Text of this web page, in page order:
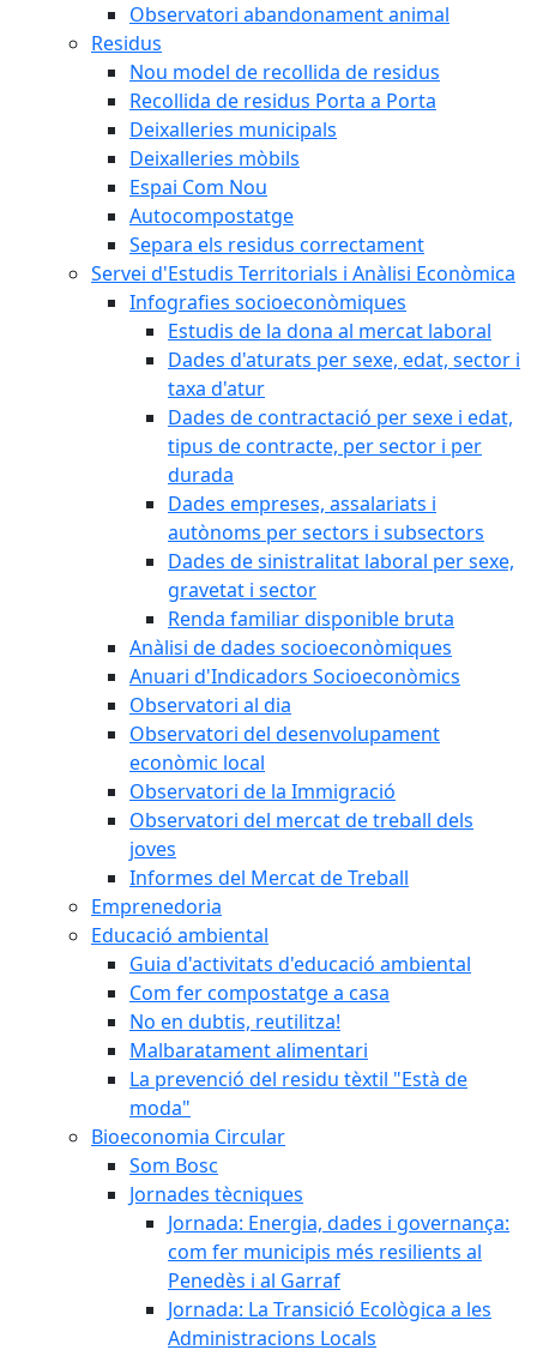
Observatori abandonament animal
Residus
Nou model de recollida de residus
Recollida de residus Porta a Porta
Deixalleries municipals
Deixalleries mòbils
Espai Com Nou
Autocompostatge
Separa els residus correctament
Servei d'Estudis Territorials i Anàlisi Econòmica
Infografies socioeconòmiques
Estudis de la dona al mercat laboral
Dades d'aturats per sexe, edat, sector i
taxa d'atur
Dades de contractació per sexe i edat,
tipus de contracte, per sector i per
durada
Dades empreses, assalariats i
autònoms per sectors i subsectors
Dades de sinistralitat laboral per sexe,
gravetat i sector
Renda familiar disponible bruta
Anàlisi de dades socioeconòmiques
Anuari d'Indicadors Socioeconòmics
Observatori al dia
Observatori del desenvolupament
econòmic local
Observatori de la Immigració
Observatori del mercat de treball dels
joves
Informes del Mercat de Treball
Emprenedoria
Educació ambiental
Guia d'activitats d'educació ambiental
Com fer compostatge a casa
No en dubtis, reutilitza!
Malbaratament alimentari
La prevenció del residu tèxtil "Està de
moda"
Bioeconomia Circular
Som Bosc
Jornades tècniques
Jornada: Energia, dades i governança:
com fer municipis més resilients al
Penedès i al Garraf
Jornada: La Transició Ecològica a les
Administracions Locals